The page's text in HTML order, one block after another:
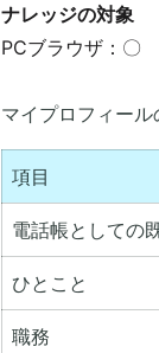
ナレッジの対象
PCブラウザ：
マイプロフィール
項目
電話帳としての
ひとこと
職務